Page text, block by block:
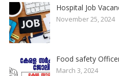
Hospital Job
November 25, 2024
Food safety
March 3, 2024